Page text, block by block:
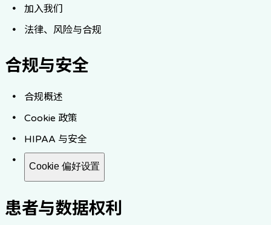
加入我们
法律、风险与合规
合规与安全
合规概述
Cookie 政策
HIPAA 与安全
Cookie 偏好设置
患者与数据权利